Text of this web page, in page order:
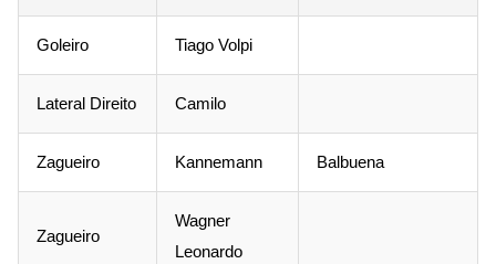
Goleiro Tiago Volpi
Lateral Direito Camilo
Zagueiro Kannemann Balbuena
Zagueiro
Wagner
Leonardo